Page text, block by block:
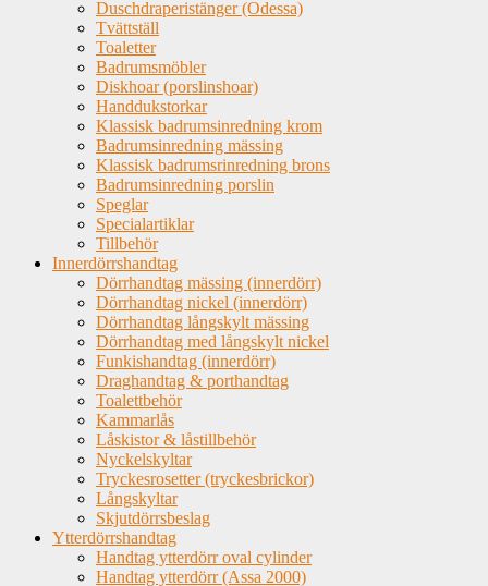
Duschdraperistänger (Odessa)
Tvättställ
Toaletter
Badrumsmöbler
Diskhoar (porslinshoar)
Handdukstorkar
Klassisk badrumsinredning krom
Badrumsinredning mässing
Klassisk badrumsrinredning brons
Badrumsinredning porslin
Speglar
Specialartiklar
Tillbehör
Innerdörrshandtag
Dörrhandtag mässing (innerdörr)
Dörrhandtag nickel (innerdörr)
Dörrhandtag långskylt mässing
Dörrhandtag med långskylt nickel
Funkishandtag (innerdörr)
Draghandtag & porthandtag
Toalettbehör
Kammarlås
Låskistor & låstillbehör
Nyckelskyltar
Tryckesrosetter (tryckesbrickor)
Långskyltar
Skjutdörrsbeslag
Ytterdörrshandtag
Handtag ytterdörr oval cylinder
Handtag ytterdörr (Assa 2000)